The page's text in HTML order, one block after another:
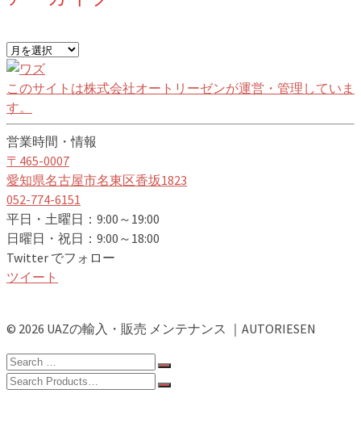
ア
ー
カ
イ
ブ
このサイトは株式会社オートリーゼンが運営・管理していま
す。
営業時間・情報
〒465-0007
愛知県名古屋市名東区香坂1823
052-774-6151
平日・土曜日：9:00～19:00
日曜日・祝日：9:00～18:00
Twitter でフォロー
ツイート
© 2026 UAZの輸入・販売 メンテナンス ｜AUTORIESEN
Search
for:
Search